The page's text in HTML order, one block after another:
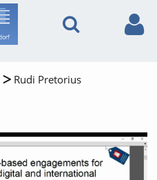
Rudi Pretorius